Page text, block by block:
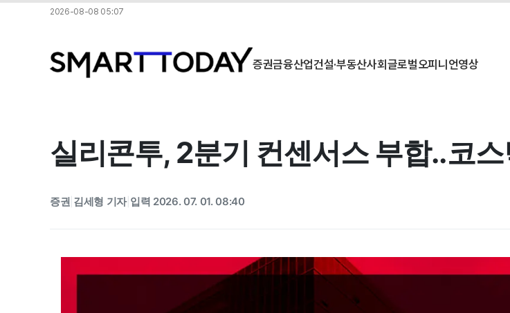
2026-08-08 05:07
증권금융산업건설·부동산사회글로벌오피니언영상
실리콘투, 2분기 컨센서스 부합..코
증권 김세형 기자| 입력 2026. 07. 01. 08:40